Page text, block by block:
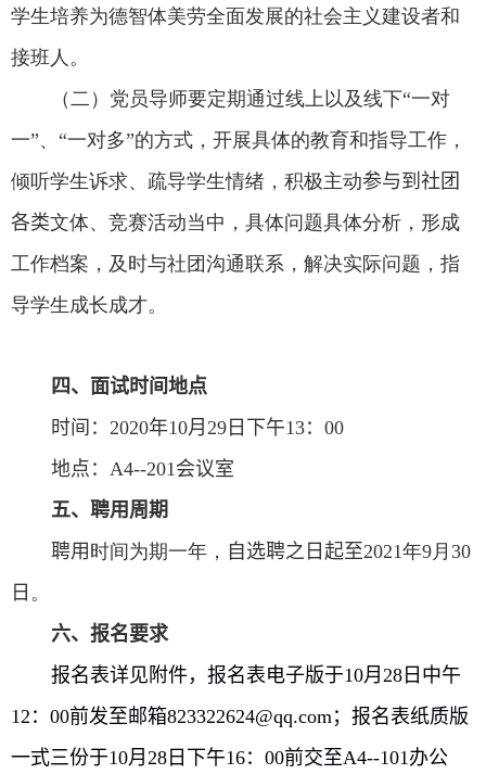
学生培养为德智体美劳全面发展的社会主义建设者和
接班人。
（二）党员导师要定期通过线上以及线下“一对
一”、“一对多”的方式，开展具体的教育和指导工作，
倾听学生诉求、疏导学生情绪，积极主动参与到社团
各类文体、竞赛活动当中，具体问题具体分析，形成
工作档案，及时与社团沟通联系，解决实际问题，指
导学生成长成才。
四、面试时间地点
时间：2020年10月29 日下午13：00
地点：A4--201会议室
五、聘用周期
聘用 时间为期一年， 自选聘之日起至2021年9月30
日 。
六、报名要求
报名表详见附件，报名表电子版于10月28 日中午
12 ： 00前发至邮箱823322624@qq.com；报名表纸质版
一式三份于10月 28 日下午16： 00前交至A4--101办公